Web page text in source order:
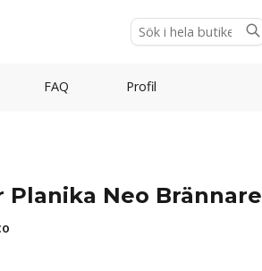
FAQ Profil
Neo Brännare